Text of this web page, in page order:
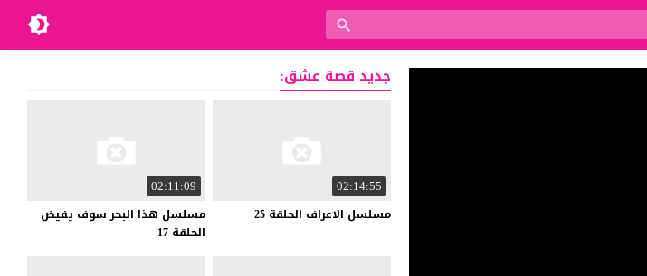
جديد قصة عشق:
02:14:55
مسلسل الاعراف الحلقة 25
02:11:09
مسلسل هذا البحر سوف يفيض
الحلقة 17